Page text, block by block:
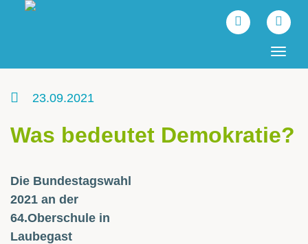
23.09.2021
Was bedeutet Demokratie?
Die Bundestagswahl
2021 an der
64.Oberschule in
Laubegast